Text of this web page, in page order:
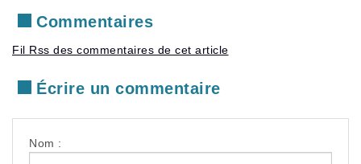
Commentaires
Fil Rss des commentaires de cet article
Écrire un commentaire
Nom :